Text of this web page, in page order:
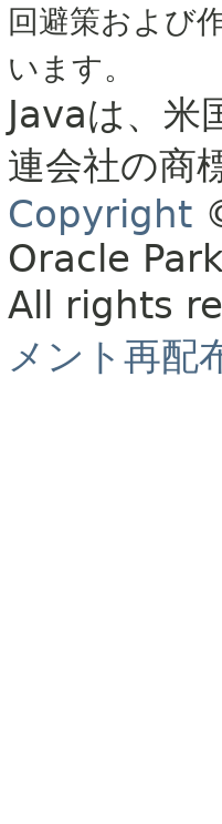
回避策および
います。
Javaは、米
連会社の商
Copyright
Oracle
All rights
メント再配